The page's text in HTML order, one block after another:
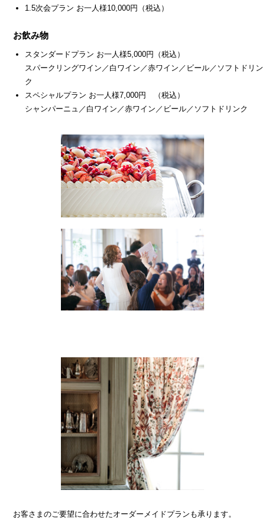
1.5次会プラン お一人様10,000円（税込）
お飲み物
スタンダードプラン お一人様5,000円（税込）
スパークリングワイン／白ワイン／赤ワイン／ビール／ソフトドリン
ク
スペシャルプラン お一人様7,000円 （税込）
シャンパーニュ／白ワイン／赤ワイン／ビール／ソフトドリンク
お客さまのご要望に合わせたオーダーメイドプランも承ります。